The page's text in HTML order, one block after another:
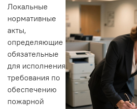
Локальные
нормативные
акты,
определяющие
обязательные
для исполнения
требования по
обеспечению
пожарной